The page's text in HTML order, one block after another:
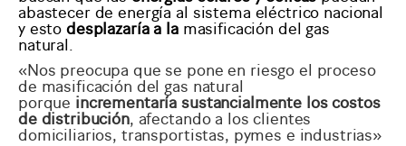
abastecer de energía al sistema eléctrico nacional
y estodesplazaría a la masificación del gas
natural
«Nos preocupa que se pone en riesgo el proceso
de masificación del gas natural
porque incrementaría sustancialmente los costos
de distribución, afectando a los clientes
domiciliarios, transportistas, pymes e industrias»